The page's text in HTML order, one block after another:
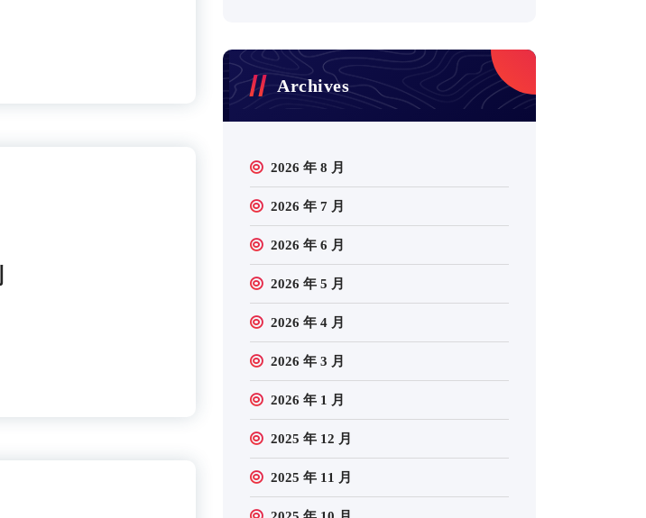
Archives
2026 年 8 月
2026 年 7 月
2026 年 6 月
2026 年 5 月
2026 年 4 月
2026 年 3 月
2026 年 1 月
2025 年 12 月
2025 年 11 月